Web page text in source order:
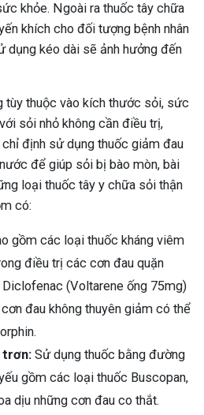
da
khỏe. Ngoài ra thuốc tây chữa
khích cho đối tượng bệnh nhân
dụng kéo dài sẽ ảnh hưởng đến
tùy thuộc vào kích thước sỏi, sức
sỏi nhỏ không cần điều trị,
định sử dụng thuốc giảm đau
để giúp sỏi bị bào mòn, bài
loại thuốc tây y chữa sỏi thận
có:
gồm các loại thuốc kháng viêm
điều trị các cơn đau quặn
(Voltarene ống 75mg)
đau không thuyên giảm có thể
trơn: Sử dụng thuốc bằng đường
gồm các loại thuốc Buscopan,
dịu những cơn đau co thắt.